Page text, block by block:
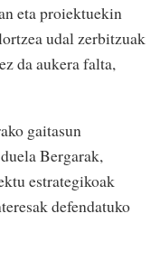
eta proiektuekin
udal zerbitzuak
da aukera falta,
gaitasun
Bergarak,
estrategikoak
defendatuko